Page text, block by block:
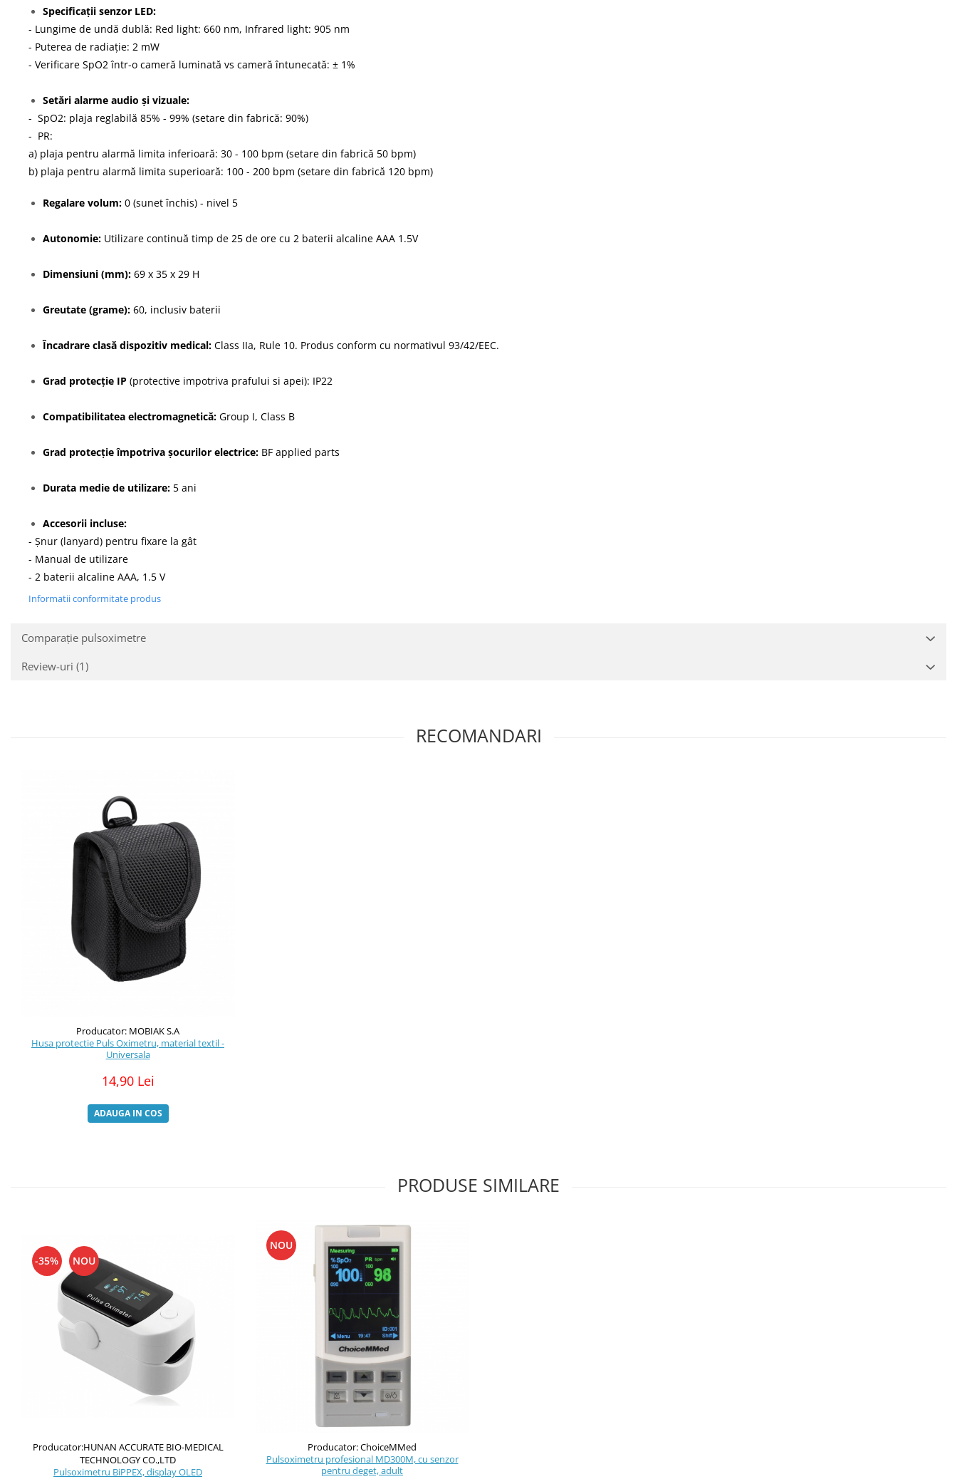
Specificații senzor LED:
- Lungime de undă dublă: Red light: 660 nm, Infrared light: 905 nm
- Puterea de radiație: 2 mW
- Verificare SpO2 într-o cameră luminată vs cameră întunecată: ± 1%
Setări alarme audio și vizuale:
- SpO2: plaja reglabilă 85% - 99% (setare din fabrică: 90%)
- PR:
a) plaja pentru alarmă limita inferioară: 30 - 100 bpm (setare din fabrică 50 bpm)
b) plaja pentru alarmă limita superioară: 100 - 200 bpm (setare din fabrică 120 bpm)
Regalare volum: 0 (sunet închis) - nivel 5
Autonomie: Utilizare continuă timp de 25 de ore cu 2 baterii alcaline AAA 1.5V
Dimensiuni (mm): 69 x 35 x 29 H
Greutate (grame): 60, inclusiv baterii
Încadrare clasă dispozitiv medical: Class IIa, Rule 10. Produs conform cu normativul 93/42/EEC.
Grad protecție IP (protective impotriva prafului si apei): IP22
Compatibilitatea electromagnetică: Group I, Class B
Grad protecție împotriva șocurilor electrice: BF applied parts
Durata medie de utilizare: 5 ani
Accesorii incluse:
- Șnur (lanyard) pentru fixare la gât
- Manual de utilizare
- 2 baterii alcaline AAA, 1.5 V
Informatii conformitate produs
Comparație pulsoximetre
Review-uri (1)
RECOMANDARI
Producator: MOBIAK S.A
Husa protectie Puls Oximetru, material textil -
Universala
14,90 Lei
ADAUGA IN COS
PRODUSE SIMILARE
-35% NOU
Producator:HUNAN ACCURATE BIO-MEDICAL
TECHNOLOGY CO.,LTD
Pulsoximetru BiPPEX, display OLED
NOU
Producator: ChoiceMMed
Pulsoximetru profesional MD300M, cu senzor
pentru deget, adult